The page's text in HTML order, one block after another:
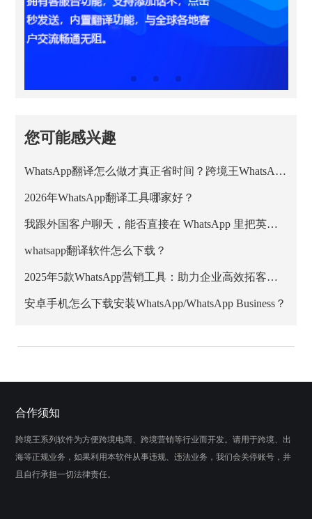
您可能感兴趣
WhatsApp翻译怎么做才真正省时间？跨境王WhatsApp客服系统的正确用法
2026年WhatsApp翻译工具哪家好？
我跟外国客户聊天，能否直接在 WhatsApp 里把英文消息翻成中文？
whatsapp翻译软件怎么下载？
2025年5款WhatsApp营销工具：助力企业高效拓客与私域增长
安卓手机怎么下载安装WhatsApp/WhatsApp Business？
合作须知
跨境王系列软件为方便跨境电商、跨境营销等行业而开发。请用于跨境、出
海等正规业务，如果利用本软件从事违规、违法业务，我们会关停账号，并
且自行承担一切法律责任。